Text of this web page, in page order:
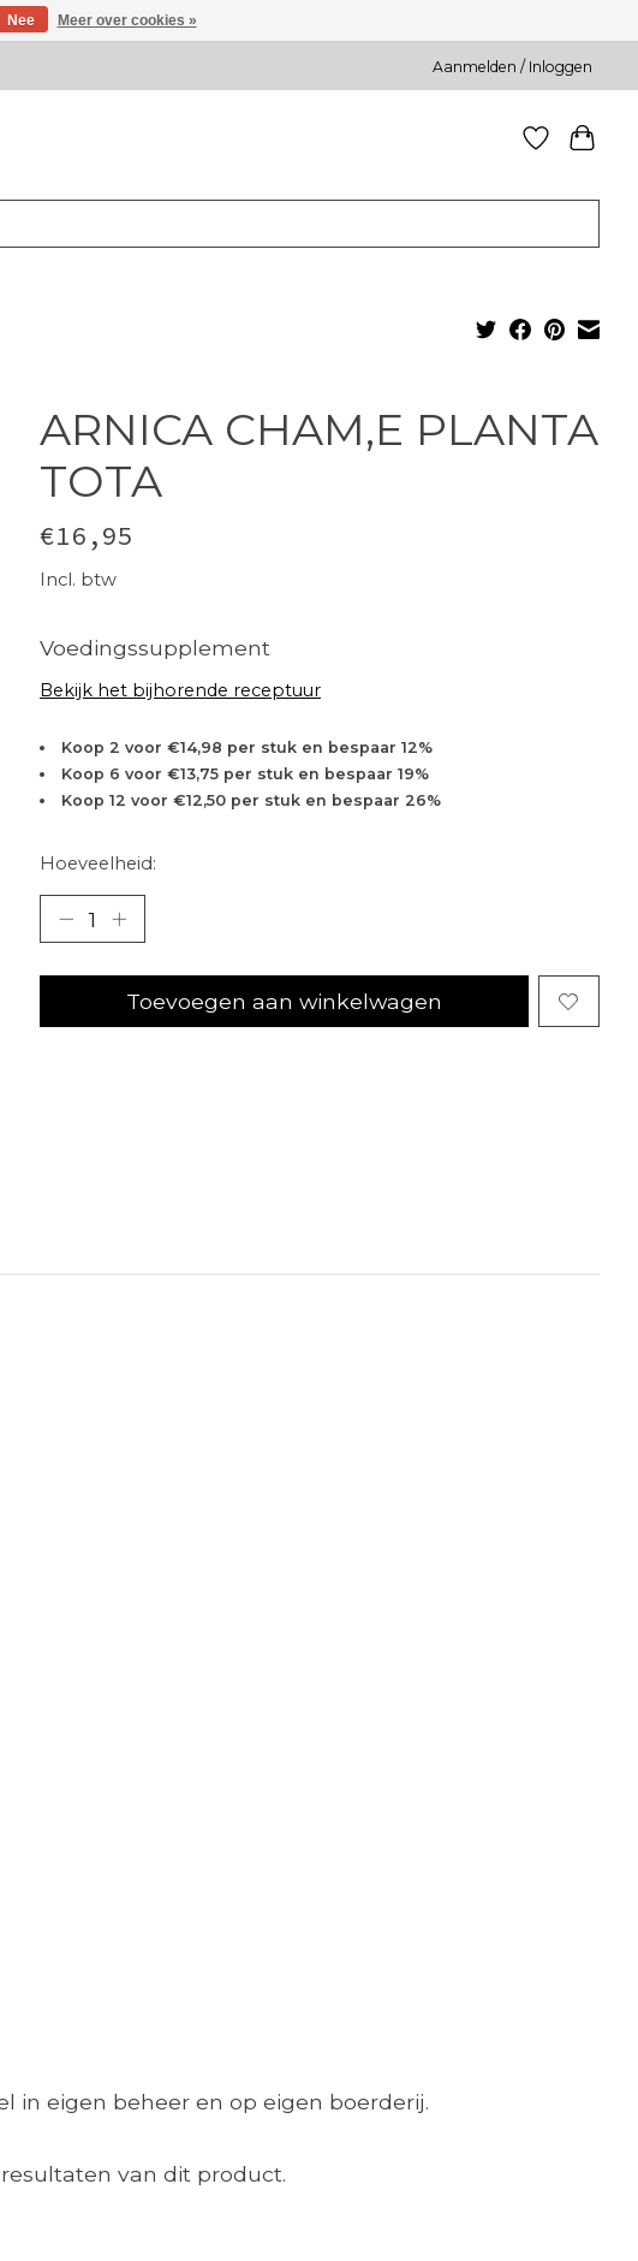
Aanmelden / Inloggen
ARNICA CHAM,E PLANTA
TOTA
€16,95
Incl. btw
Voedingssupplement
Bekijk het bijhorende receptuur
Koop 2 voor €14,98 per stuk en bespaar 12%
Koop 6 voor €13,75 per stuk en bespaar 19%
Koop 12 voor €12,50 per stuk en bespaar 26%
Hoeveelheid:
Toevoegen aan winkelwagen
in eigen beheer en op eigen boerderij.
van dit product.
Nee Meer over cookies »